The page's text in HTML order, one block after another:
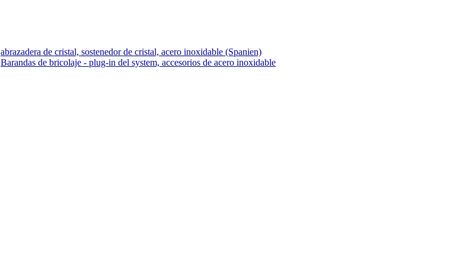
abrazadera de cristal, sostenedor de cristal, acero inoxidable (Spanien)
Barandas de bricolaje - plug-in del system, accesorios de acero inoxidable